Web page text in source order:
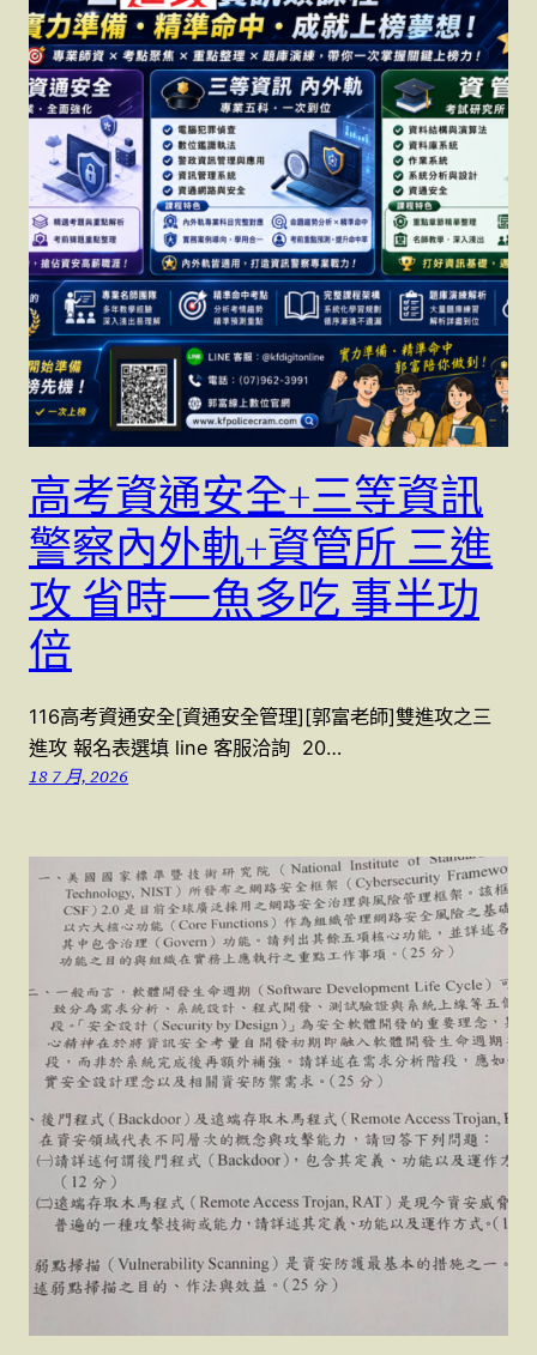
高考資通安全+三等資訊
警察內外軌+資管所 三進
攻 省時一魚多吃 事半功
倍
116高考資通安全[資通安全管理][郭富老師]雙進攻之三
進攻 報名表選填 line 客服洽詢 20…
18 7 月, 2026